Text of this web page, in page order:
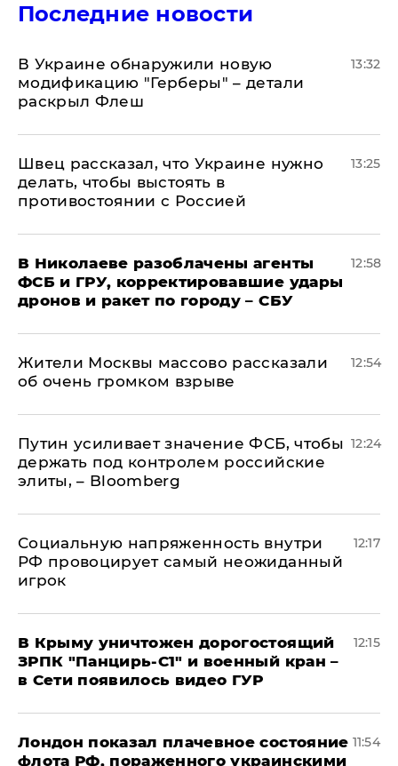
Последние новости
В Украине обнаружили новую
модификацию "Герберы" – детали
раскрыл Флеш
13:32
Швец рассказал, что Украине нужно
делать, чтобы выстоять в
противостоянии с Россией
13:25
В Николаеве разоблачены агенты
ФСБ и ГРУ, корректировавшие удары
дронов и ракет по городу – СБУ
12:58
Жители Москвы массово рассказали
об очень громком взрыве
12:54
Путин усиливает значение ФСБ, чтобы
держать под контролем российские
элиты, – Bloomberg
12:24
Социальную напряженность внутри
РФ провоцирует самый неожиданный
игрок
12:17
В Крыму уничтожен дорогостоящий
ЗРПК "Панцирь-С1" и военный кран –
в Сети появилось видео ГУР
12:15
Лондон показал плачевное состояние
флота РФ, пораженного украинскими
11:54